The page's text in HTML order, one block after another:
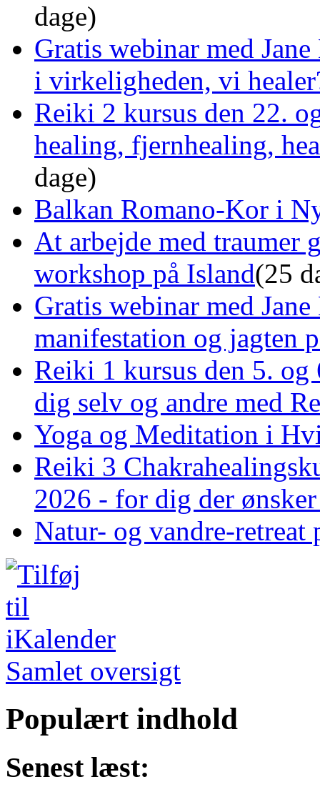
dage)
Gratis webinar med
i virkeligheden, vi
Reiki 2 kursus den 22.
healing, fjernhealing,
dage)
Balkan Romano-Kor i
At arbejde med traumer
workshop på Island(25
Gratis webinar med
manifestation og jagten
Reiki 1 kursus den 5.
dig selv og andre med
Yoga og Meditation i
Reiki 3
2026 - for dig der
Natur- og vandre-retreat
Samlet oversigt
Populært indhold
Senest læst: